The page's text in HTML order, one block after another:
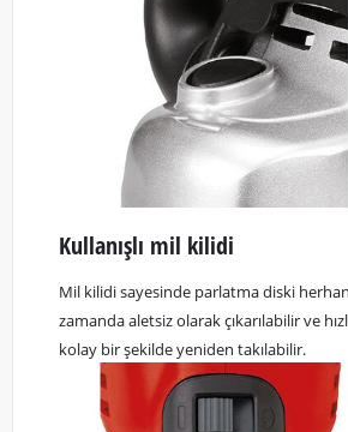
Kullanışlı mil kilidi
Mil kilidi sayesinde parlatma diski
zamanda aletsiz olarak çıkarılabilir ve
kolay bir şekilde yeniden takılabilir.